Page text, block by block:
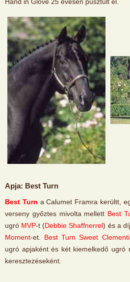
Apja: Best Turn
Best Turn a Calumet Framra kerültt,
verseny győztes mivolta mellett Best
ugró MVP-t (Debbie Shaffnerrel) és a
Moment-et. Best Turn Sweet
ugró apjaként és két kiemelkedő ugró
keresztezéseként.